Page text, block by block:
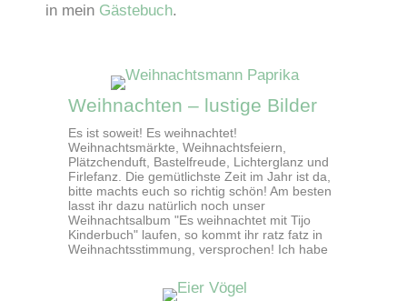
in mein Gästebuch.
Weihnachten – lustige Bilder
Es ist soweit! Es weihnachtet!
Weihnachtsmärkte, Weihnachtsfeiern,
Plätzchenduft, Bastelfreude, Lichterglanz und
Firlefanz. Die gemütlichste Zeit im Jahr ist da,
bitte machts euch so richtig schön! Am besten
lasst ihr dazu natürlich noch unser
Weihnachtsalbum "Es weihnachtet mit Tijo
Kinderbuch" laufen, so kommt ihr ratz fatz in
Weihnachtsstimmung, versprochen! Ich habe